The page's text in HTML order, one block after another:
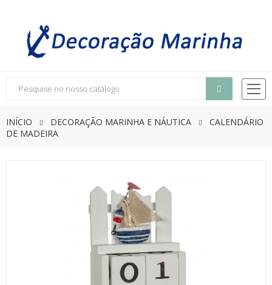
INÍCIO DECORAÇÃO MARINHA E NÁUTICA
CALENDÁRIO
DE MADEIRA